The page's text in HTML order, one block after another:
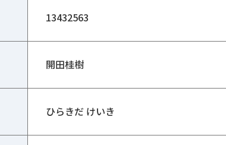
13432563
開田桂樹
ひらきだ けいき